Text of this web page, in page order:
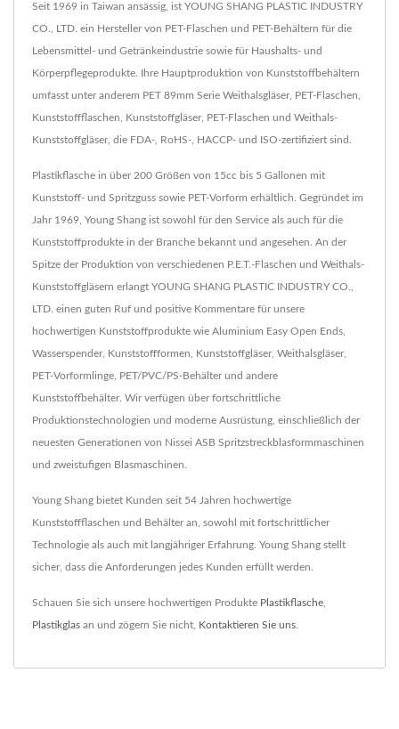
Seit 1969 in Taiwan ansässig, ist YOUNG SHANG PLASTIC INDUSTRY
CO., LTD. ein Hersteller von PET-Flaschen und PET-Behältern für die
Lebensmittel- und Getränkeindustrie sowie für Haushalts- und
Körperpflegeprodukte. Ihre Hauptproduktion von Kunststoffbehältern
umfasst unter anderem PET 89mm Serie Weithalsgläser, PET-Flaschen,
Kunststoffflaschen, Kunststoffgläser, PET-Flaschen und Weithals-
Kunststoffgläser, die FDA-, RoHS-, HACCP- und ISO-zertifiziert sind.
Plastikflasche in über 200 Größen von 15cc bis 5 Gallonen mit
Kunststoff- und Spritzguss sowie PET-Vorform erhältlich. Gegründet im
Jahr 1969, Young Shang ist sowohl für den Service als auch für die
Kunststoffprodukte in der Branche bekannt und angesehen. An der
Spitze der Produktion von verschiedenen P.E.T.-Flaschen und Weithals-
Kunststoffgläsern erlangt YOUNG SHANG PLASTIC INDUSTRY CO.,
LTD. einen guten Ruf und positive Kommentare für unsere
hochwertigen Kunststoffprodukte wie Aluminium Easy Open Ends,
Wasserspender, Kunststoffformen, Kunststoffgläser, Weithalsgläser,
PET-Vorformlinge, PET/PVC/PS-Behälter und andere
Kunststoffbehälter. Wir verfügen über fortschrittliche
Produktionstechnologien und moderne Ausrüstung, einschließlich der
neuesten Generationen von Nissei ASB Spritzstreckblasformmaschinen
und zweistufigen Blasmaschinen.
Young Shang bietet Kunden seit 54 Jahren hochwertige
Kunststoffflaschen und Behälter an, sowohl mit fortschrittlicher
Technologie als auch mit langjähriger Erfahrung. Young Shang stellt
sicher, dass die Anforderungen jedes Kunden erfüllt werden.
Schauen Sie sich unsere hochwertigen Produkte Plastikflasche
Plastikglas an und zögern Sie nicht, Kontaktieren Sie uns